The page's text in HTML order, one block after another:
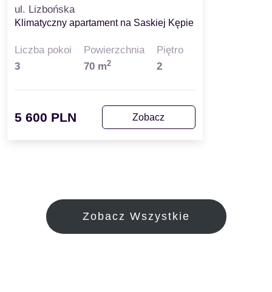
ul. Lizbońska
Klimatyczny apartament na Saskiej Kępie
Liczba pokoi
3
Powierzchnia
70 m2
Piętro
2
5 600 PLN Zobacz
Zobacz Wszystkie